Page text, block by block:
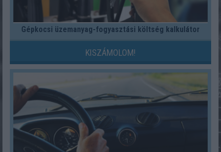
Gépkocsi üzemanyag-fogyasztási költség kalkulátor
KISZÁMOLOM!